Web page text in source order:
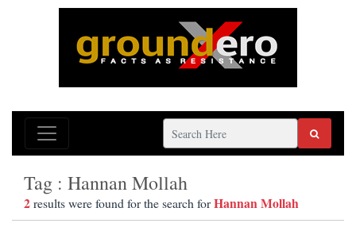
Tag : Hannan Mollah
2results were found for the search forHannan Mollah